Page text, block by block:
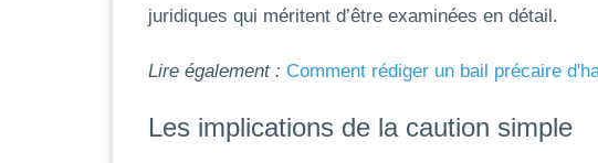
juridiques qui méritent d’être examinées en détail.
Lire également : Comment rédiger un bail précaire
Les implications de la caution simple